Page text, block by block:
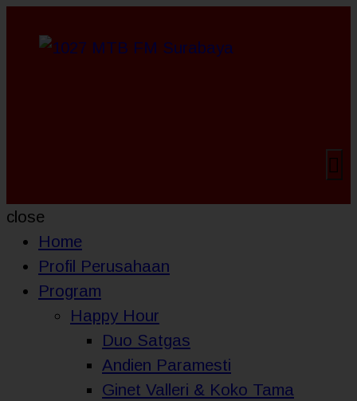
close
Home
Profil Perusahaan
Program
Happy Hour
Duo Satgas
Andien Paramesti
Ginet Valleri & Koko Tama